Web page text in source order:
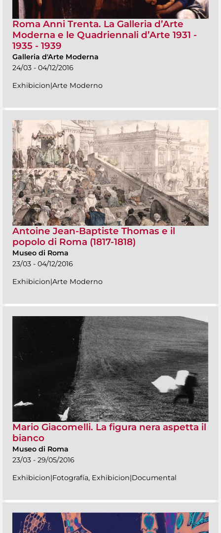
Roma Anni Trenta. La Galleria d’Arte
Moderna e le Quadriennali d’Arte 1931 -
1935 - 1939
Galleria d'Arte Moderna
24/03 - 04/12/2016
Exhibicion|Arte Moderno
Antoine Jean-Baptiste Thomas e il
popolo di Roma (1817-1818)
Museo di Roma
23/03 - 04/12/2016
Exhibicion|Arte Moderno
Mario Giacomelli. La figura nera aspetta il
bianco
Museo di Roma
23/03 - 29/05/2016
Exhibicion|Fotografía, Exhibicion|Documental